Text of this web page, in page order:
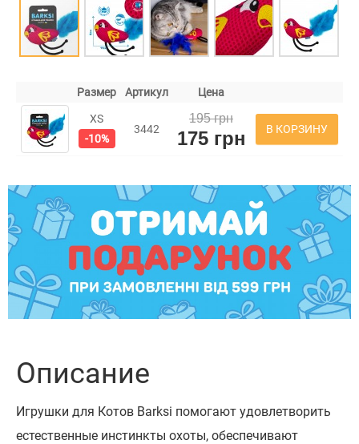
Размер Артикул Цена
XS
-10%
3442
195 грн
175 грн В КОРЗИНУ
Описание
Игрушки для Котов Barksi помогают удовлетворить
естественные инстинкты охоты, обеспечивают